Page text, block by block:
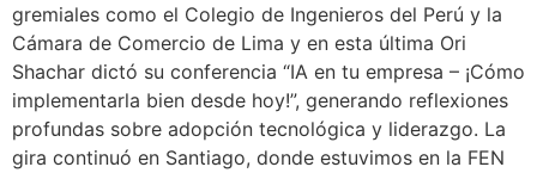
gremiales como el Colegio de Ingenieros del Perú y la
Cámara de Comercio de Lima y en esta última Ori
Shachar dictó su conferencia “IA en tu empresa – ¡Cómo
implementarla bien desde hoy!”, generando reflexiones
profundas sobre adopción tecnológica y liderazgo. La
gira continuó en Santiago, donde estuvimos en la FEN